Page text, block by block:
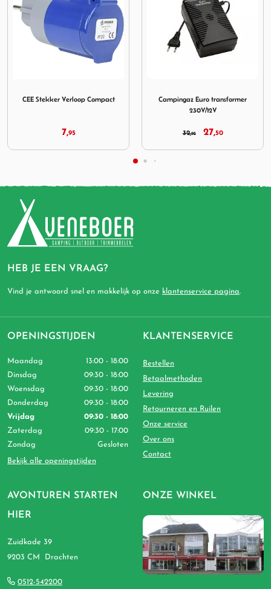
Compact
Campingaz Euro transformer
HEB JE EEN VRAAG?
Vind je antwoord snel en makkelijk op onze klantenservice pagina.
AVONTUREN STARTEN
HIER
Zuidkade 39
9203 CM Drachten
0512-542200
OPENINGSTIJDEN
Maandag
13:00 - 18:00
Dinsdag
09:30 - 18:00
Woensdag
09:30 - 18:00
Donderdag
09:30 - 18:00
Vrijdag
09:30 - 18:00
Zaterdag
09:30 - 17:00
Zondag
Gesloten
Bekijk alle openingstijden
KLANTENSERVICE
Bestellen
Betaalmethoden
Levering
Retourneren en Ruilen
Onze service
Over ons
Contact
ONZE WINKEL